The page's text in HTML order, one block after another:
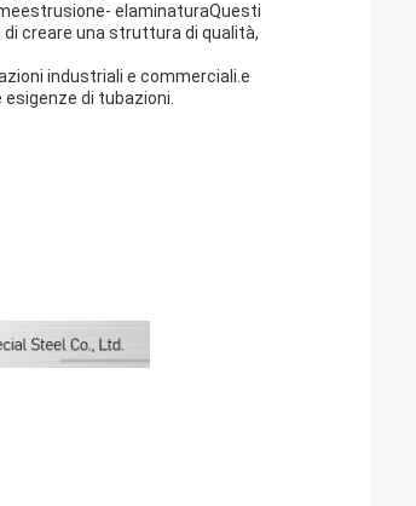
estrusione- e laminaturaQuesti
di creare una struttura di qualità,
industriali e commerciali.e
di tubazioni.